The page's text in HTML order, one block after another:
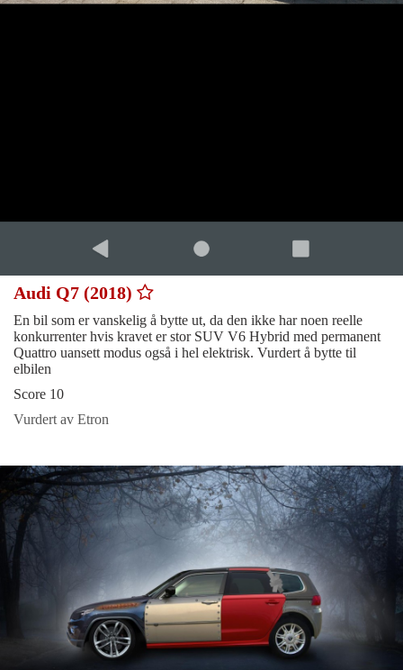
Audi Q7 (2018)
En bil som er vanskelig å bytte ut, da den ikke har noen reelle
konkurrenter hvis kravet er stor SUV V6 Hybrid med permanent
Quattro uansett modus også i hel elektrisk. Vurdert å bytte til
elbilen
Score 10
Vurdert av Etron